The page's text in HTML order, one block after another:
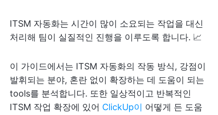
ITSM 자동화는 시간이 많이 소요되는 작업을 대신
처리해 팀이 실질적인 진행을 이루도록 합니다. 📈
이 가이드에서는 ITSM 자동화의 작동 방식, 강점이
발휘되는 분야, 혼란 없이 확장하는 데 도움이 되는
tools를 분석합니다. 또한 일상적이고 반복적인
ITSM 작업 확장에 있어 ClickUp이 어떻게 든 도움